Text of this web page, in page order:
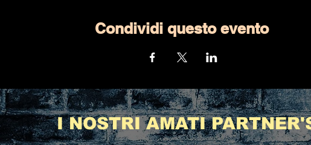
Condividi questo evento
I NOSTRI AMATI